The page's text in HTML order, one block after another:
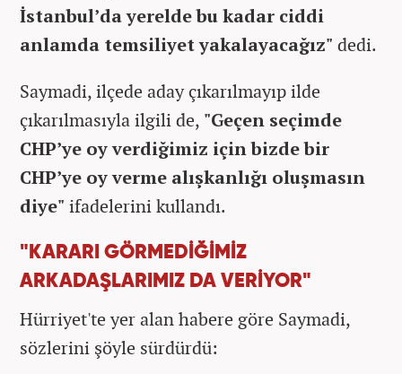
İstanbul’da yerelde bu kadar ciddi
anlamda temsiliyet yakalayacağız" dedi.
Saymadi, ilçede aday çıkarılmayıp ilde
çıkarılmasıyla ilgili de, "Geçen seçimde
CHP’ye oy verdiğimiz için bizde bir
CHP’ye oy verme alışkanlığı oluşmasın
diye" ifadelerini kullandı.
"KARARI GÖRMEDİĞİMİZ
ARKADAŞLARIMIZ DA VERİYOR"
Hürriyet'te yer alan habere göre Saymadi,
sözlerini şöyle sürdürdü: